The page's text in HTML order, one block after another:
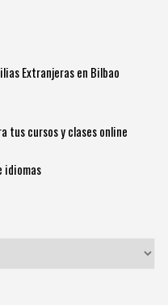
Extranjeras en Bilbao
tus cursos y clases online
idiomas